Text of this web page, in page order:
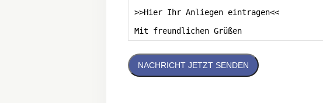
NACHRICHT JETZT SENDEN